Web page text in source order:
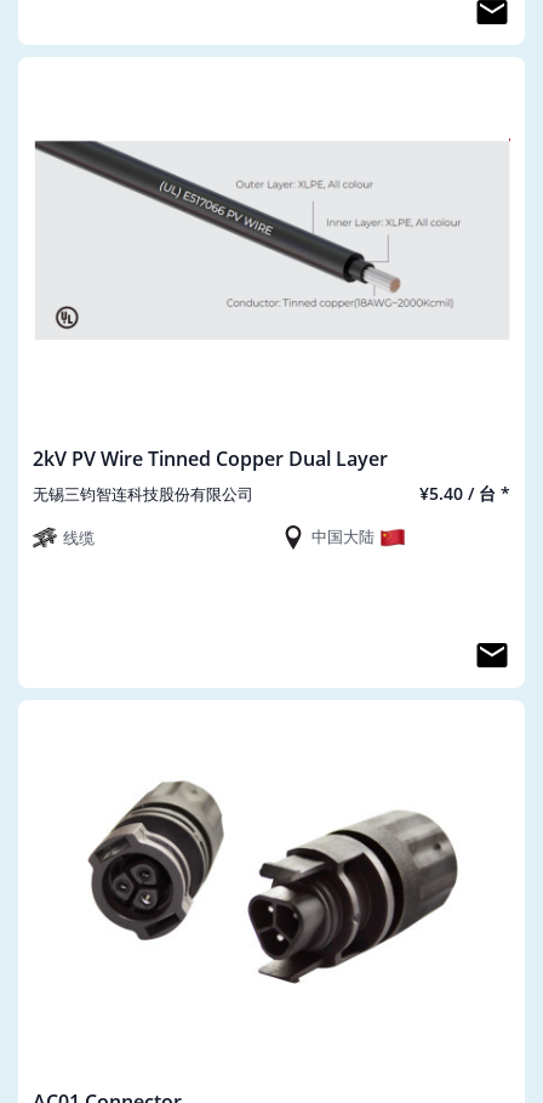
2kV PV Wire Tinned Copper Dual Layer
无锡三钧智连科技股份有限公司 ¥5.40 / 台 *
线缆 中国大陆